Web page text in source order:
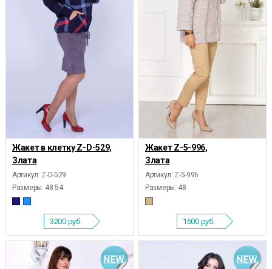
Жакет в клетку Z-D-529,
Злата
Артикул: Z-D-529
Размеры: 48 54
3200 руб.
Жакет Z-5-996,
Злата
Артикул: Z-5-996
Размеры: 48
1600 руб.